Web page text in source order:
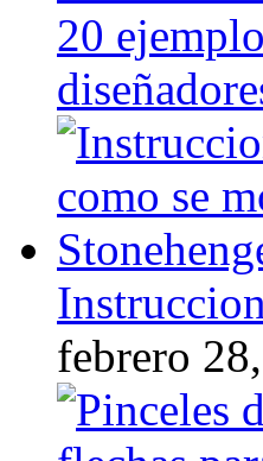
20
febrero